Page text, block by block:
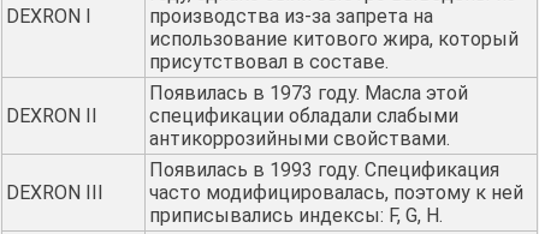
DEXRON I
производства из-за запрета на
использование китового жира, который
присутствовал в составе.
DEXRON II
Появилась в 1973 году. Масла этой
спецификации обладали слабыми
антикоррозийными свойствами.
DEXRON III
Появилась в 1993 году. Спецификация
часто модифицировалась, поэтому к ней
приписывались индексы: F, G, H.